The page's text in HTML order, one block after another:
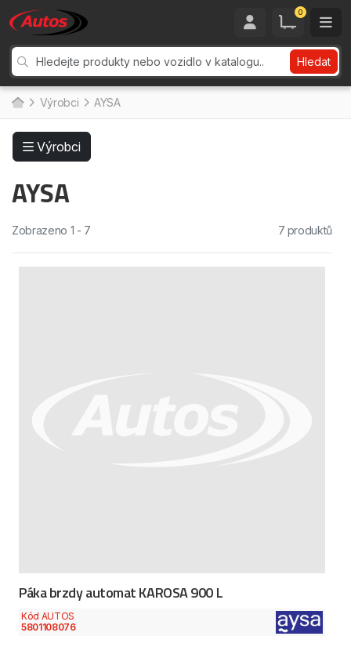
0
Hledat
Výrobci AYSA
Výrobci
AYSA
Zobrazeno 1 - 7 7 produktů
Páka brzdy automat KAROSA 900 L
Kód AUTOS
5801108076